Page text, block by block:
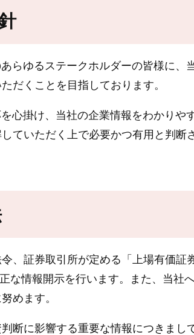
らゆるステークホルダーの皆様に、
だくことを目指しております。
心掛け、当社の企業情報をわかりや
ていただく上で必要かつ有用と判
、証券取引所が定める「上場有価証
な情報開示を行います。また、当社
めます。
断に影響する重要な情報につきまし